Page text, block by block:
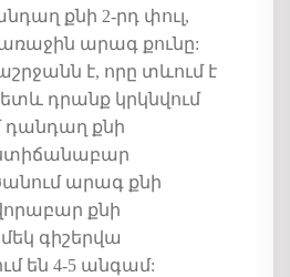
քնի 2-րդ փուլ,
արագ քունը:
է, որը տևում է
դրանք կրկնվում
դանդաղ քնի
արագ քնի
քնի
մեկ գիշերվա
են 4-5 անգամ: